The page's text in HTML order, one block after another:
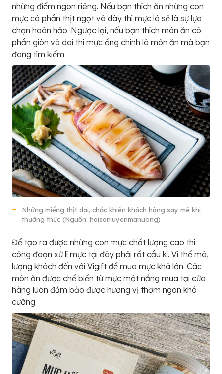
những điểm ngon riêng. Nếu bạn thích ăn những con
mực có phần thịt ngọt và dày thì mực lá sẽ là sự lựa
chọn hoàn hảo. Ngược lại, nếu bạn thích món ăn có
phần giòn và dai thì mực ống chính là món ăn mà bạn
đang tìm kiếm
Những miếng thịt dai, chắc khiến khách hàng say mê khi
thưởng thức (Nguồn: haisanluyenmanuong)
Để tạo ra được những con mực chất lượng cao thì
công đoạn xử lí mực tại đây phải rất cầu kì. Vì thế mà,
lượng khách đến với Vigift để mua mực khá lớn. Các
món ăn được chế biến từ mực một nắng mua tại cửa
hàng luôn đảm bảo được hương vị thơm ngon khó
cưỡng.